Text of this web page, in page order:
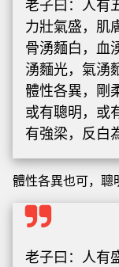
老子曰：人有
力壯氣盛，肌
骨湧麵白，血
湧麵光，氣湧
體性各異，剛
或有聰明，或
有強梁，反白
體性各異也可，
老子曰：人有